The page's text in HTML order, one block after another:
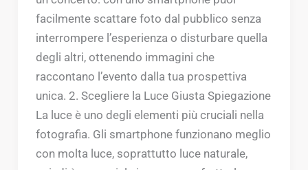
facilmente scattare foto dal pubblico senza
interrompere l’esperienza o disturbare quella
degli altri, ottenendo immagini che
raccontano l’evento dalla tua prospettiva
unica. 2. Scegliere la Luce Giusta Spiegazione
La luce è uno degli elementi più cruciali nella
fotografia. Gli smartphone funzionano meglio
con molta luce, soprattutto luce naturale,